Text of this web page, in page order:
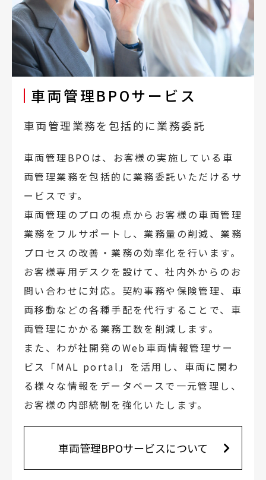
車両管理BPOサービス
車両管理業務を包括的に業務委託
車両管理BPOは、お客様の実施している車
両管理業務を包括的に業務委託いただけるサ
ービスです。
車両管理のプロの視点からお客様の車両管理
業務をフルサポートし、業務量の削減、業務
プロセスの改善・業務の効率化を行います。
お客様専用デスクを設けて、社内外からのお
問い合わせに対応。契約事務や保険管理、車
両移動などの各種手配を代行することで、車
両管理にかかる業務工数を削減します。
また、わが社開発のWeb車両情報管理サー
ビス「MAL portal」を活用し、車両に関わ
る様々な情報をデータベースで一元管理し、
お客様の内部統制を強化いたします。
車両管理BPOサービスについて